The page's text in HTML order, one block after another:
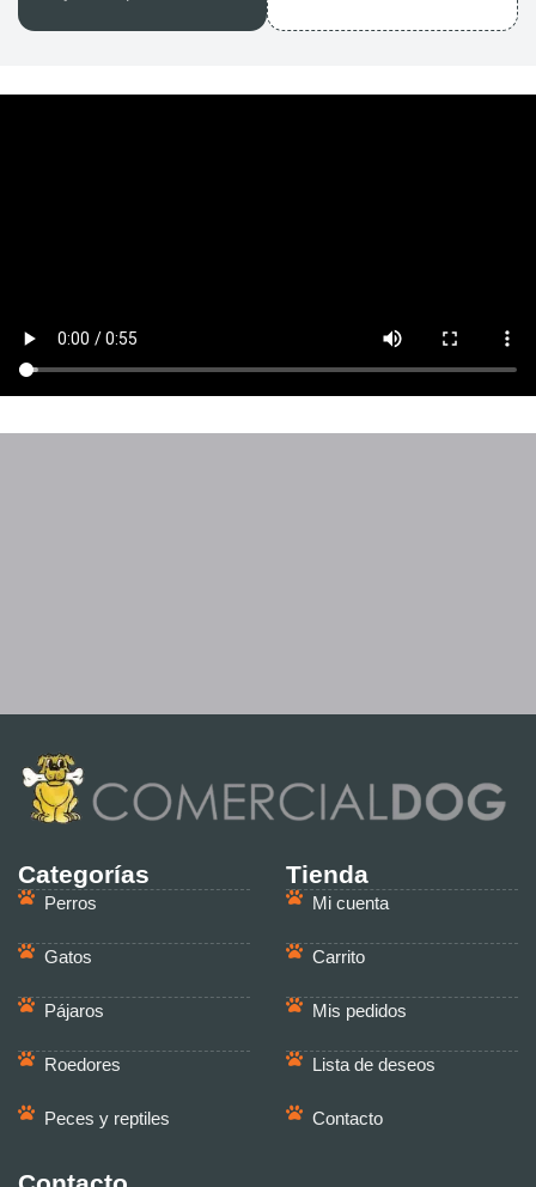
Categorías
Perros
Gatos
Pájaros
Roedores
Peces y reptiles
Tienda
Mi cuenta
Carrito
Mis pedidos
Lista de deseos
Contacto